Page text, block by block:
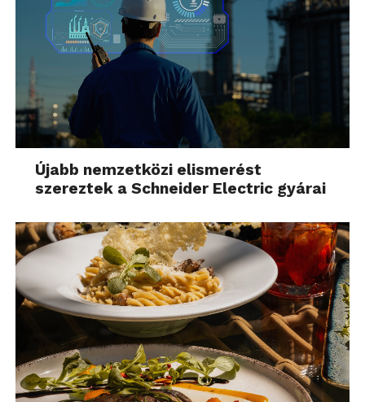
Újabb nemzetközi elismerést
szereztek a Schneider Electric gyárai